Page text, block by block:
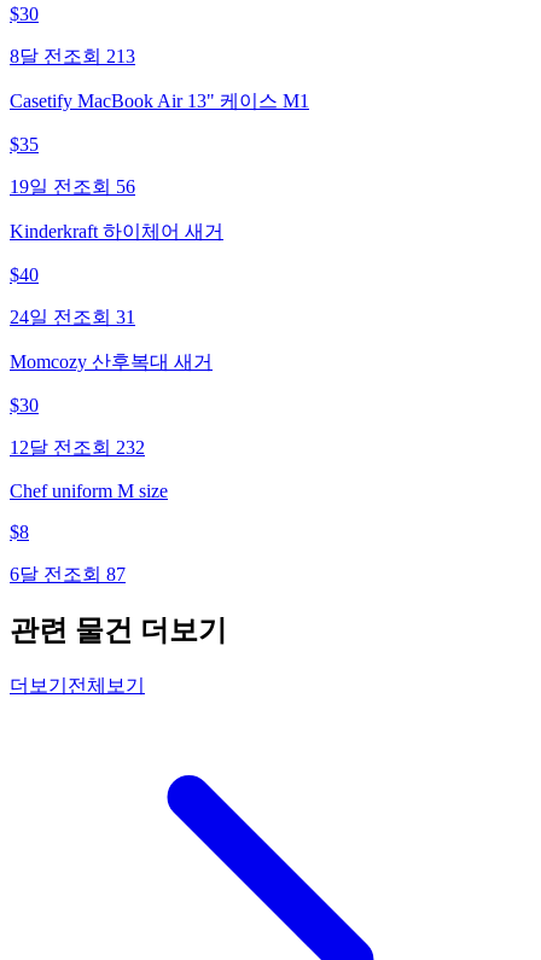
$30
8달 전 조회 213
Casetify MacBook Air 13" 케이스 M1
$35
19일 전 조회 56
Kinderkraft 하이체어 새거
$40
24일 전 조회 31
Momcozy 산후복대 새거
$30
12달 전 조회 232
Chef uniform M size
$8
6달 전 조회 87
관련 물건 더보기
더보기 전체보기